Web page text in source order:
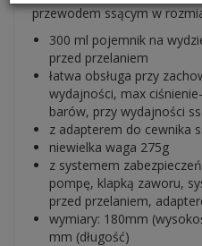
przewodem ssącym w
300 ml pojemnik na
przed przelaniem
łatwa obsługa przy
wydajności, max
barów, przy wydajności
z adapterem do cewnika
niewielka waga 275g
z systemem
pompę, klapką zaworu,
przed przelaniem,
wymiary: 180mm
mm (długość)